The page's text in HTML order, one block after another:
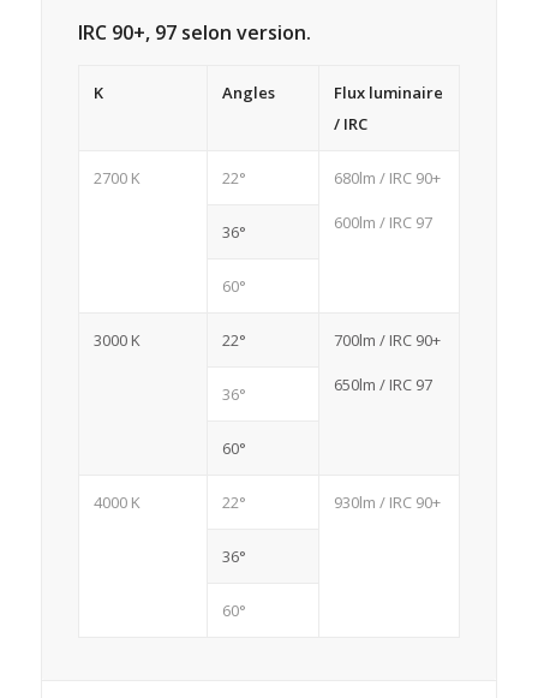
IRC 90+, 97 selon version.
K Angles
Flux luminaire
/ IRC
2700 K 22° 680lm / IRC 90+
600lm / IRC 97
36°
60°
3000 K 22° 700lm / IRC 90+
650lm / IRC 97
36°
60°
4000 K 22° 930lm / IRC 90+
36°
60°